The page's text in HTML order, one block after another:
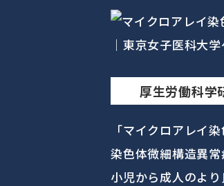
厚生労働科学
「マイクロアレイ
染色体微細構造異
小児から成人のより